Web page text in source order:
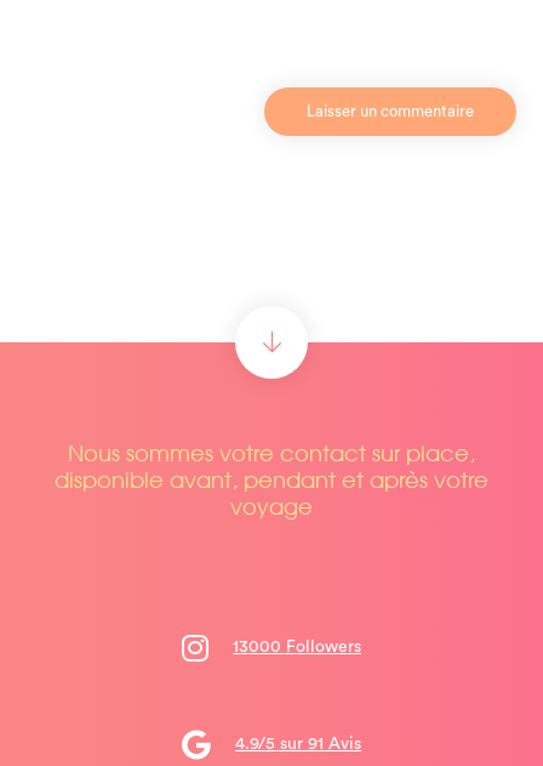
Nous sommes votre contact sur place,
disponible avant, pendant et après votre
voyage
13000 Followers
4.9/5 sur 91 Avis